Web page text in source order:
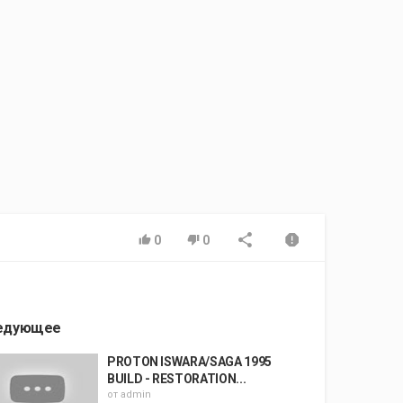
0 0
PROTON ISWARA/SAGA 1995
BUILD - RESTORATION...
от admin